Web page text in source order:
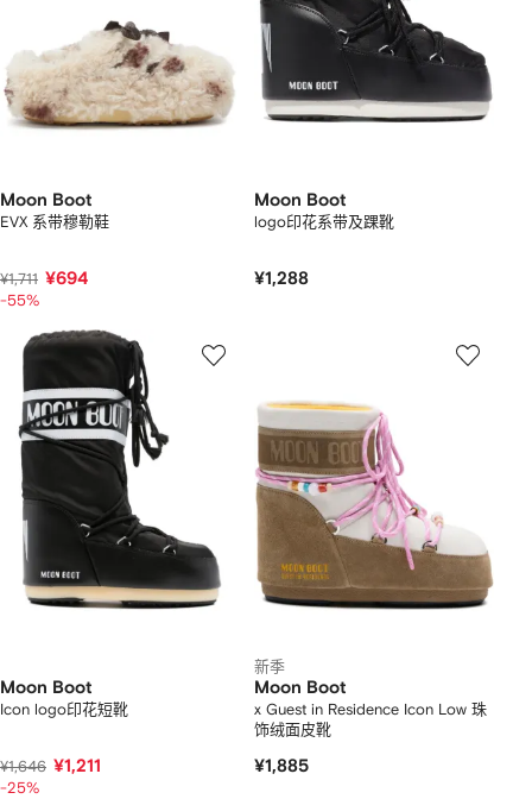
Moon Boot
EVX 系带穆勒鞋
¥1,711 ¥694
-55%
Moon Boot
logo印花系带及踝靴
¥1,288
Moon Boot
Icon logo印花短靴
¥1,646 ¥1,211
-25%
新季
Moon Boot
x Guest in Residence Icon Low 珠
饰绒面皮靴
¥1,885